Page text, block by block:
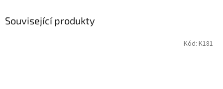
Související produkty
Kód: K181